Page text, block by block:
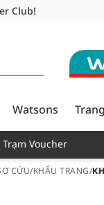
Club!
từ 249,000Đ
khu vực TP. Hồ Chí
Watsons
Voucher
CỨU/KHẨU TRANG/